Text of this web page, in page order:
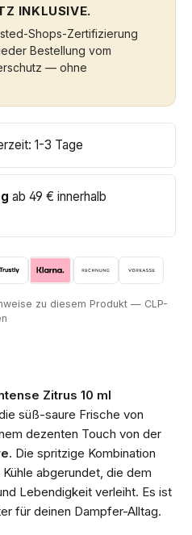
INKLUSIVE.
Shops-Zertifizierung
Bestellung vom
— ohne
1-3 Tage
ab 49 € innerhalb
zu diesem Produkt — CLP-
Zitrus 10 ml
süß-saure Frische von
dezenten Touch von der
. Die spritzige Kombination
abgerundet, die dem
Lebendigkeit verleiht. Es ist
für deinen Dampfer-Alltag.